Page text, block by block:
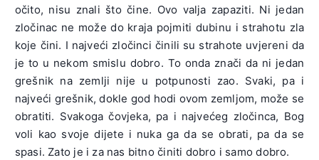
očito, nisu znali što čine. Ovo valja zapaziti. Ni jedan
zločinac ne može do kraja pojmiti dubinu i strahotu zla
koje čini. I najveći zločinci činili su strahote uvjereni da
je to u nekom smislu dobro. To onda znači da ni jedan
grešnik na zemlji nije u potpunosti zao. Svaki, pa i
najveći grešnik, dokle god hodi ovom zemljom, može se
obratiti. Svakoga čovjeka, pa i najvećeg zločinca, Bog
voli kao svoje dijete i nuka ga da se obrati, pa da se
spasi. Zato je i za nas bitno činiti dobro i samo dobro.